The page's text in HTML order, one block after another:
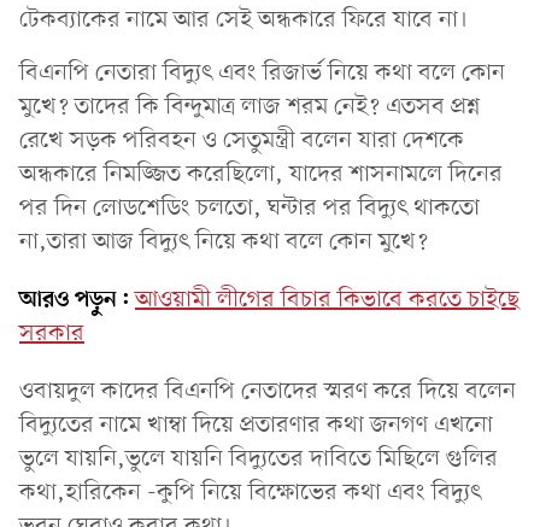
টেকব্যাকের নামে আর সেই অন্ধকারে ফিরে যাবে না।
বিএনপি নেতারা বিদ্যুৎ এবং রিজার্ভ নিয়ে কথা বলে কোন
মুখে? তাদের কি বিন্দুমাত্র লাজ শরম নেই? এতসব প্রশ্ন
রেখে সড়ক পরিবহন ও সেতুমন্ত্রী বলেন যারা দেশকে
অন্ধকারে নিমজ্জিত করেছিলো, যাদের শাসনামলে দিনের
পর দিন লোডশেডিং চলতো, ঘন্টার পর বিদ্যুৎ থাকতো
না,তারা আজ বিদ্যুৎ নিয়ে কথা বলে কোন মুখে?
আরও পড়ুন: আওয়ামী লীগের বিচার কিভাবে করতে চাইছে
সরকার
ওবায়দুল কাদের বিএনপি নেতাদের স্মরণ করে দিয়ে বলেন
বিদ্যুতের নামে খাম্বা দিয়ে প্রতারণার কথা জনগণ এখনো
ভুলে যায়নি,ভুলে যায়নি বিদ্যুতের দাবিতে মিছিলে গুলির
কথা,হারিকেন -কুপি নিয়ে বিক্ষোভের কথা এবং বিদ্যুৎ